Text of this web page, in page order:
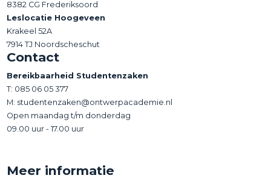
8382 CG Frederiksoord
Leslocatie Hoogeveen
Krakeel 52A
7914 TJ Noordscheschut
Contact
Bereikbaarheid Studentenzaken
T: 085 06 05 377
M: studentenzaken@ontwerpacademie.nl
Open maandag t/m donderdag
09.00 uur - 17.00 uur
Meer informatie